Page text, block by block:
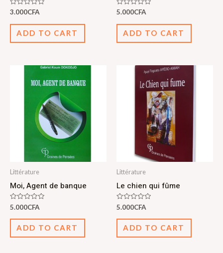
Rated
out
3.000CFA
ADD TO CART
Rated
out
5.000CFA
ADD TO CART
Littérature
Moi, Agent de banque
Rated
0
out
5.000CFA
ADD TO CART
Littérature
Le chien qui fûme
Rated
0
out
5.000CFA
ADD TO CART